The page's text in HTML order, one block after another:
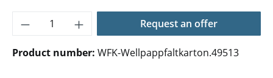
Product Quantity: Enter the desired
Request an offer
Product number: WFK-Wellpappfaltkarton.49513